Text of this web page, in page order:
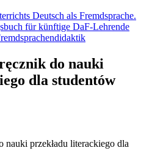
Deutsch als Fremdsprache.
für künftige DaF-Lehrende
do nauki
dla studentów